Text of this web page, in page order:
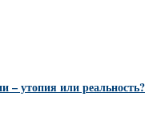
– утопия или реальность?